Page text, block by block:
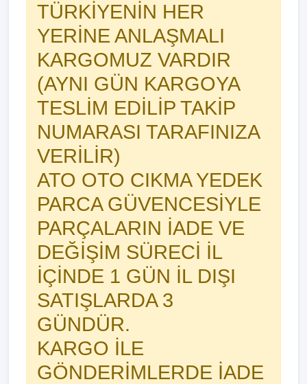
TÜRKİYENİN HER
YERİNE ANLAŞMALI
KARGOMUZ VARDIR
(AYNI GÜN KARGOYA
TESLİM EDİLİP TAKİP
NUMARASI TARAFINIZA
VERİLİR)
ATO OTO CIKMA YEDEK
PARCA GÜVENCESİYLE
PARÇALARIN İADE VE
DEĞİŞİM SÜRECİ İL
İÇİNDE 1 GÜN İL DIŞI
SATIŞLARDA 3
GÜNDÜR.
KARGO İLE
GÖNDERİMLERDE İADE